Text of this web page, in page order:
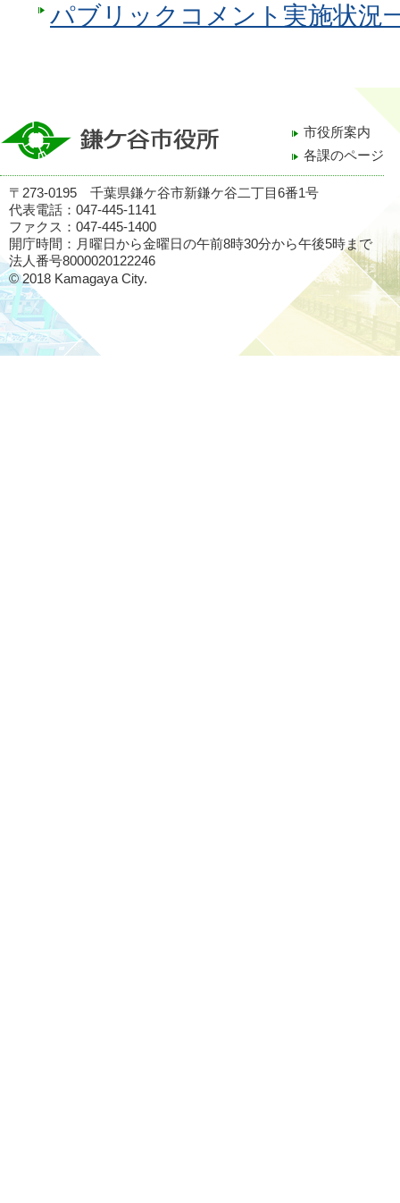
パブリックコメント実施状況
市役所案内
各課のページ
〒273-0195 千葉県鎌ケ谷市新鎌ケ谷二丁目6番1号
代表電話：047-445-1141
ファクス：047-445-1400
開庁時間：月曜日から金曜日の午前8時30分から午後5時まで
法人番号8000020122246
© 2018 Kamagaya City.